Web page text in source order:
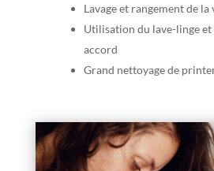
Lavage et rangement de la
Utilisation du lave-linge et
accord
Grand nettoyage de